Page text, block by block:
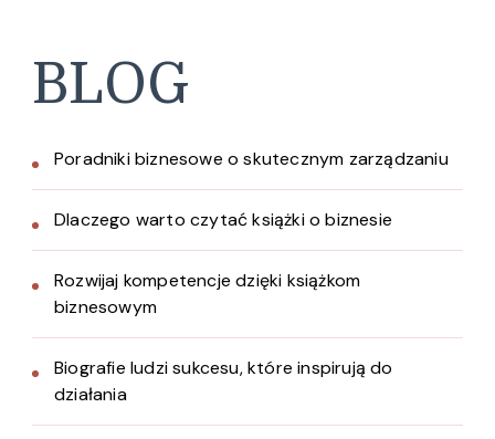
BLOG
Poradniki biznesowe o skutecznym zarządzaniu
Dlaczego warto czytać książki o biznesie
Rozwijaj kompetencje dzięki książkom
biznesowym
Biografie ludzi sukcesu, które inspirują do
działania